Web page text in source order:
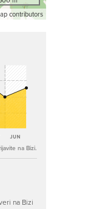
contributors
na Bizi.
na Bizi